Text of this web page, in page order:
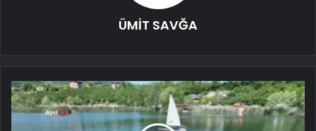
ÜMİT SAVĞA